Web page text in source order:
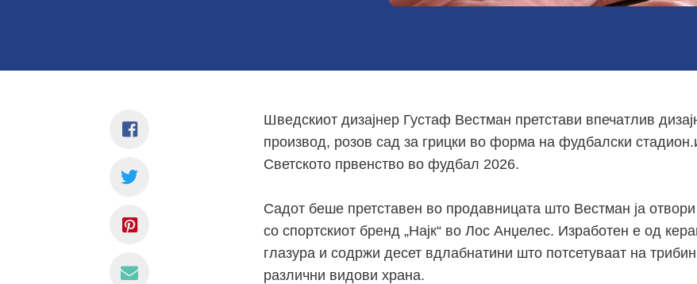
Шведскиот дизајнер Густаф Вестман претстави впечатлив
производ, розов сад за грицки во форма на фудбалски
Светското првенство во фудбал 2026.
Садот беше претставен во продавницата што Вестман ја
со спортскиот бренд „Најк“ во Лос Анџелес. Изработен е од
глазура и содржи десет вдлабнатини што потсетуваат на
различни видови храна.